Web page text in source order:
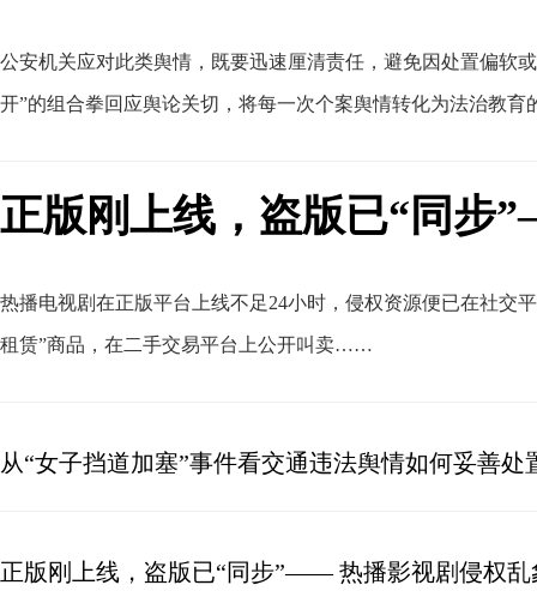
公安机关应对此类舆情 ， 既要迅速厘清责任，避免因处置偏软
开”的组合拳回应舆论关切，将每一次个案舆情转化为法治教育
正版刚上线，盗版已“同步
热播电视剧在正版平台上线不足24小时 ， 侵权资源便已在社交
租赁”商品 ， 在二手交易平台上公开叫卖……
从“女子挡道加塞”事件看交通违法舆情如何妥善处
正版刚上线，盗版已“同步”—— 热播影视剧侵权乱